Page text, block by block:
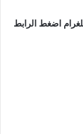
اضغط الرابط